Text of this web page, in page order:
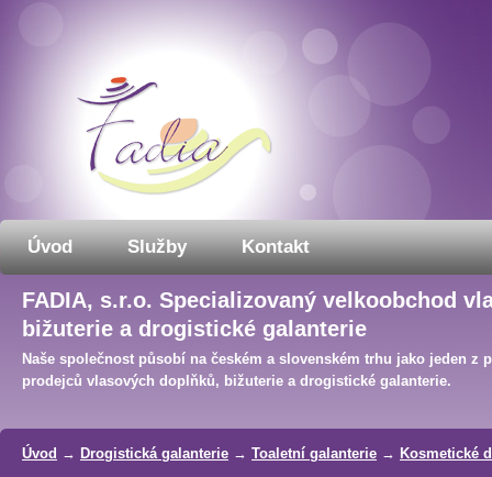
Úvod Služby Kontakt
FADIA, s.r.o. Specializovaný velkoobchod
bižuterie a drogistické galanterie
Naše společnost působí na českém a slovenském trhu jako jeden z
prodejců vlasových doplňků, bižuterie a drogistické galanterie.
Úvod → Drogistická galanterie → Toaletní galanterie → Kosmetické